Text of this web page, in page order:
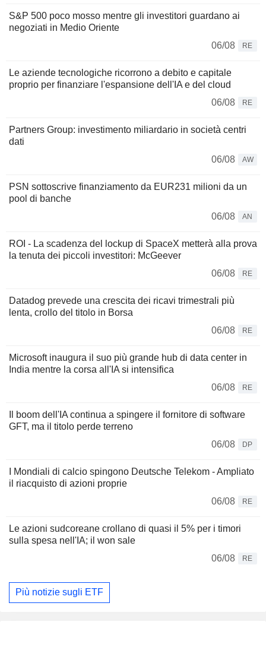
S&P 500 poco mosso mentre gli investitori guardano ai
negoziati in Medio Oriente
06/08
RE
Le aziende tecnologiche ricorrono a debito e capitale
proprio per finanziare l'espansione dell'IA e del cloud
06/08
RE
Partners Group: investimento miliardario in società centri
dati
06/08
AW
PSN sottoscrive finanziamento da EUR231 milioni da un
pool di banche
06/08
AN
ROI - La scadenza del lockup di SpaceX metterà alla prova
la tenuta dei piccoli investitori: McGeever
06/08
RE
Datadog prevede una crescita dei ricavi trimestrali più
lenta, crollo del titolo in Borsa
06/08
RE
Microsoft inaugura il suo più grande hub di data center in
India mentre la corsa all'IA si intensifica
06/08
RE
Il boom dell'IA continua a spingere il fornitore di software
GFT, ma il titolo perde terreno
06/08
DP
I Mondiali di calcio spingono Deutsche Telekom - Ampliato
il riacquisto di azioni proprie
06/08
RE
Le azioni sudcoreane crollano di quasi il 5% per i timori
sulla spesa nell'IA; il won sale
06/08
RE
Più notizie sugli ETF